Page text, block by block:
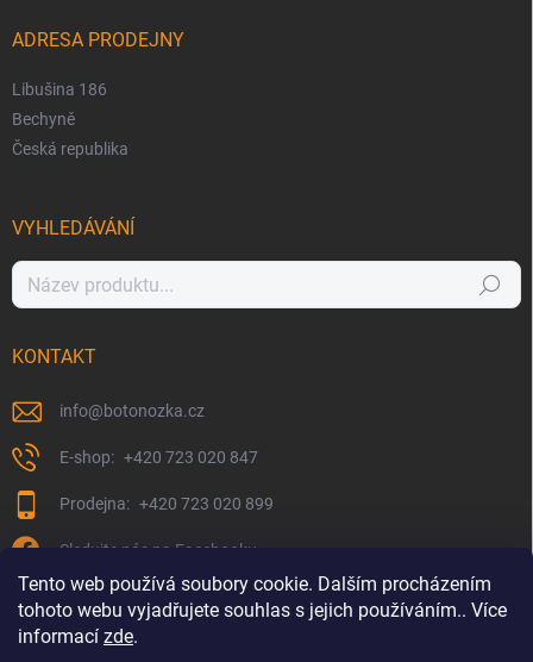
Tento web používá soubory cookie. Dalším procházením
tohoto webu vyjadřujete souhlas s jejich používáním.. Více
informací zde.
ADRESA PRODEJNY
Libušina 186
Bechyně
Česká republika
VYHLEDÁVÁNÍ
Hledat
KONTAKT
info@botonozka.cz
+420 723 020 847
+420 723 020 899
Sledujte nás na Facebooku